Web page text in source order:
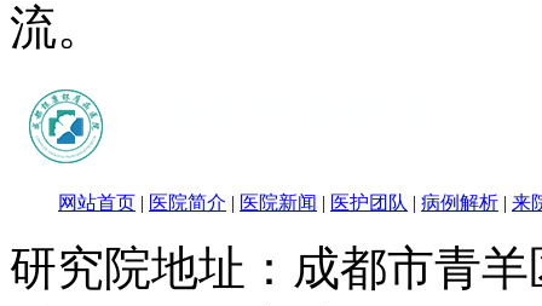
流。
网站首页 | 医院简介 | 医院新闻 | 医护团队 | 病例解析 | 来
研究院地址：成都市青